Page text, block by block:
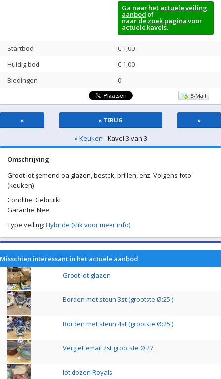
Ga naar het actuele veiling
aanbod of
naar de zoek pagina voor
actuele kavels.
Startbod
€ 1,00
Huidig bod
€ 1,00
Biedingen
0
E-Mail
« « TERUG »
« Keuken - Kavel 3 van 3
Omschrijving
Groot lot gemend oa glazen, bestek, brillen, enz. Volgens foto
(keuken)
Conditie: Gebruikt
Garantie: Nee
Type veiling: Hybride (klik voor meer info)
Misschien interessant in het actuele aanbod
Groot lot glazen
Borden met steun 3st (grootste Ø:25.)
Borden met steun 4st (grootste Ø:25.)
Vergiet email 2st grootste Ø:27.
lot dozen Royals